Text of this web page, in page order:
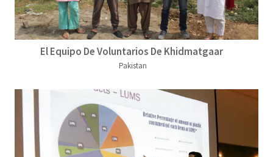
El Equipo De Voluntarios De Khidmatgaar
Pakistan